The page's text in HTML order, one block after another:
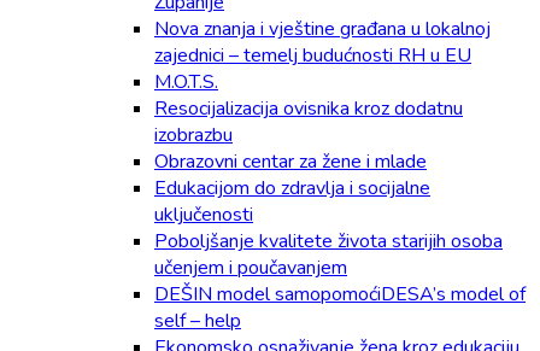
Nova znanja i vještine građana u lokalnoj
zajednici – temelj budućnosti RH u EU
M.O.T.S.
Resocijalizacija ovisnika kroz dodatnu
izobrazbu
Obrazovni centar za žene i mlade
Edukacijom do zdravlja i socijalne
uključenosti
Poboljšanje kvalitete života starijih osoba
učenjem i poučavanjem
DEŠIN model samopomoćiDESA’s model of
self – help